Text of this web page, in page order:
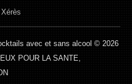
Xérès
avec et sans alcool © 2026
POUR LA SANTE,